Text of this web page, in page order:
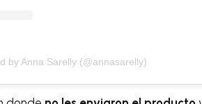
by Anna Sarelly (@annasarelly)